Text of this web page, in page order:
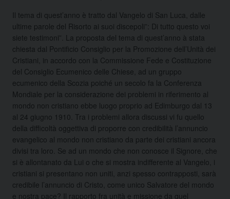
Il tema di quest’anno è tratto dal Vangelo di San Luca, dalle
ultime parole del Risorto ai suoi discepoli”: Di tutto questo voi
siete testimoni”. La proposta del tema di quest’anno à stata
chiesta dal Pontificio Consiglio per la Promozione dell’Unità dei
Cristiani, in accordo con la Commissione Fede e Costituzione
del Consiglio Ecumenico delle Chiese, ad un gruppo
ecumenico della Scozia poiché un secolo fa la Conferenza
Mondiale per la considerazione dei problemi in riferimento al
mondo non cristiano ebbe luogo proprio ad Edimburgo dal 13
al 24 giugno 1910. Tra i problemi allora discussi vi fu quello
della difficoltà oggettiva di proporre con credibilità l’annuncio
evangelico al mondo non cristiano da parte dei cristiani ancora
divisi tra loro. Se ad un mondo che non conosce il Signore, che
si è allontanato da Lui o che si mostra indifferente al Vangelo, i
cristiani si presentano non uniti, anzi spesso contrapposti, sarà
credibile l’annuncio di Cristo, come unico Salvatore del mondo
e nostra pace? Il rapporto fra unità e missione da quel